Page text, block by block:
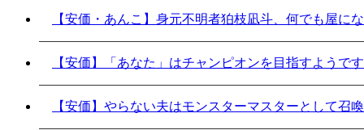
【安価・あんこ】身元不明者狛枝凪斗、何でも屋に
【安価】「あなた」はチャンピオンを目指すようで
【安価】やらない夫はモンスターマスターとして召